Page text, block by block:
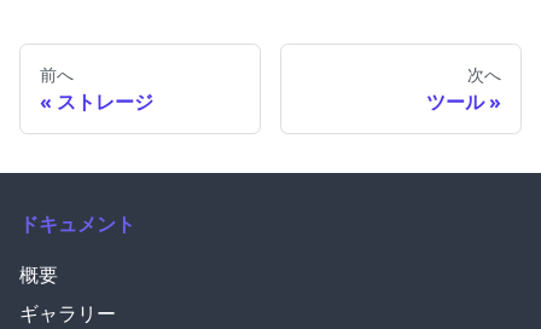
前へ
ストレージ
次へ
ツール
ドキュメント
概要
ギャラリー